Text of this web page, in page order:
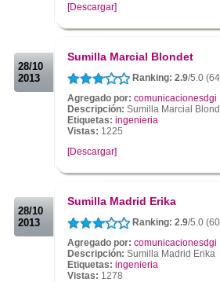
[Descargar]
28/10
2013
Sumilla Marcial Blondet
Ranking: 2.9/5.0
Agregado por: comunicacionesdgi
Descripción: Sumilla Marcial
Etiquetas: ingenieria
Vistas: 1225
[Descargar]
28/10
2013
Sumilla Madrid Erika
Ranking: 2.9/5.0
Agregado por: comunicacionesdgi
Descripción: Sumilla Madrid Erika
Etiquetas: ingenieria
Vistas: 1278